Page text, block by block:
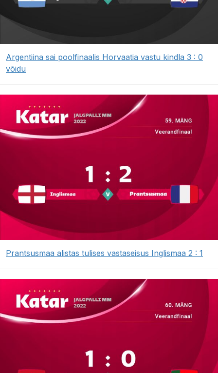
Argentiina sai poolfinaalis Horvaatia vastu kindla 3 : 0
võidu
Prantsusmaa alistas tulises vastaseisus Inglismaa 2 : 1